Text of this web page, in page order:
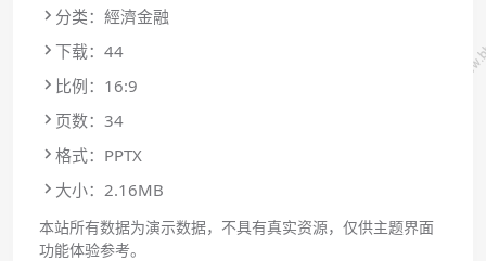
分类：經濟金融
下载：44
比例：16:9
页数：34
格式：PPTX
大小：2.16MB
本站所有数据为演示数据，不具有真实资源，仅供主题界面
功能体验参考。